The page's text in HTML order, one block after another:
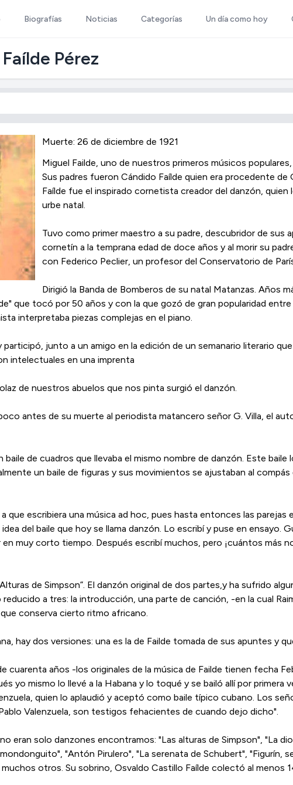
Biografías Noticias Categorías Un día como hoy
Pérez
Muerte: 26 de diciembre de 1921
Miguel Failde, uno de nuestros primeros músicos
Sus padres fueron Cándido Faílde quien era procedente de
Faílde fue el inspirado cornetista creador del danzón,
urbe natal.
Tuvo como primer maestro a su padre, descubridor de sus
cornetín a la temprana edad de doce años y al morir su
con Federico Peclier, un profesor del Conservatorio de
Dirigió la Banda de Bomberos de su natal Matanzas. Años
que tocó por 50 años y con la que gozó de gran popularidad
interpretaba piezas complejas en el piano.
participó, junto a un amigo en la edición de un semanario literario
intelectuales en una imprenta
de nuestros abuelos que nos pinta surgió el danzón.
antes de su muerte al periodista matancero señor G. Villa, el
baile de cuadros que llevaba el mismo nombre de danzón. Este
un baile de figuras y sus movimientos se ajustaban al compás
que escribiera una música ad hoc, pues hasta entonces las
del baile que hoy se llama danzón. Lo escribí y puse en ensayo.
muy corto tiempo. Después escribí muchos, pero ¡cuántos más
de Simpson”. El danzón original de dos partes,y ha sufrido
a tres: la introducción, una parte de canción, -en la cual
conserva cierto ritmo africano.
hay dos versiones: una es la de Failde tomada de sus apuntes y
cuarenta años -los originales de la música de Failde tienen fecha
yo mismo lo llevé a la Habana y lo toqué y se bailó allí por primera
quien lo aplaudió y aceptó como baile típico cubano. Los
Valenzuela, son testigos fehacientes de cuando dejo dicho".
eran solo danzones encontramos: "Las alturas de Simpson", "La
"Antón Pirulero", "La serenata de Schubert", "Figurín,
otros. Su sobrino, Osvaldo Castillo Faílde colectó al menos